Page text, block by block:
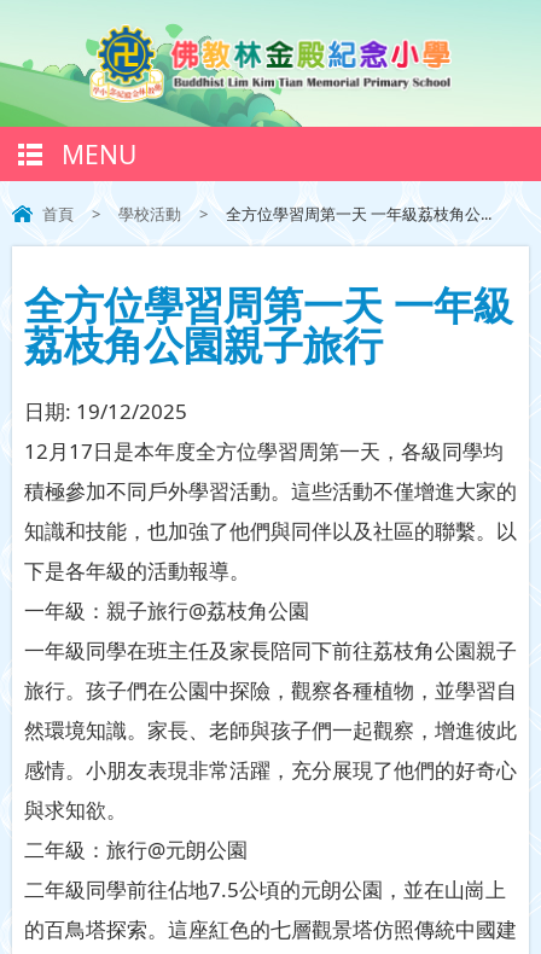
MENU
首頁 > 學校活動 > 全方位學習周第一天 一年級荔枝角公...
全方位學習周第一天 一年級
荔枝角公園親子旅行
日期: 19/12/2025
12月17日是本年度全方位學習周第一天，各級同學均
積極參加不同戶外學習活動。這些活動不僅增進大家的
知識和技能，也加強了他們與同伴以及社區的聯繫。以
下是各年級的活動報導。
一年級：親子旅行@荔枝角公園
一年級同學在班主任及家長陪同下前往荔枝角公園親子
旅行。孩子們在公園中探險，觀察各種植物，並學習自
然環境知識。家長、老師與孩子們一起觀察，增進彼此
感情。小朋友表現非常活躍，充分展現了他們的好奇心
與求知欲。
二年級：旅行@元朗公園
二年級同學前往佔地7.5公頃的元朗公園，並在山崗上
的百鳥塔探索。這座紅色的七層觀景塔仿照傳統中國建